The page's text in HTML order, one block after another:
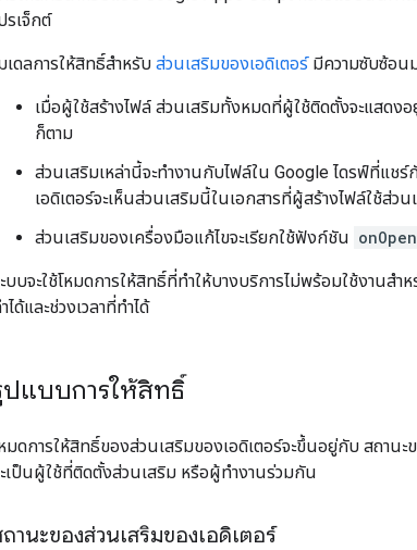
รเจ็กต์
เดลการให้สิทธิ์สำหรับ ส่วนเสริมของเอดิเตอร์มีความซับซ้อนม
เมื่อผู้ใช้สร้างไฟล์ ส่วนเสริมทั้งหมดที่ผู้ใช้ติดตั้งจะแสดงอ
ก็ตาม
ส่วนเสริมเหล่านี้จะทำงานกับไฟล์ใน Google ไดรฟ์ที่แ
เอดิเตอร์จะเห็นส่วนเสริมนี้ในเอกสารที่ผู้สร้างไฟล์ใช้ส่วน
ส่วนเสริมของเครื่องมือแก้ไขจะเรียกใช้ฟังก์ชัน onOpen
บบจะใช้โหมดการให้สิทธิ์ที่ทำให้บางบริการไม่พร้อมใช้งานสำ
ได้และช่วงเวลาที่ทำได้
ปแบบการให้สิทธิ์
มดการให้สิทธิ์ของส่วนเสริมของเอดิเตอร์จะขึ้นอยู่กับ สถาน
เป็นผู้ใช้ที่ติดตั้งส่วนเสริม หรือผู้ทำงานร่วมกัน
านะของส่วนเสริมของเอดิเตอร์